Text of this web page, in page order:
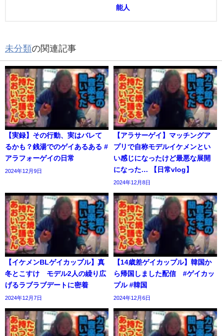
能人
未分類の関連記事
【実録】その行動、実はバレて
るかも？銭湯でのゲイあるある #
アラフォーゲイの日常
2024年12月9日
【アラサーゲイ】マッチングア
プリで自称モデルイケメンとい
い感じになったけど最悪な展開
になった… 【日常vlog】
2024年12月8日
【イケメンBLゲイカップル】真
冬とこすけ モデル2人の繰り広
げるラブラブデートに密着
2024年12月7日
【14歳差ゲイカップル】韓国か
ら帰国しました配信 #ゲイカッ
プル #韓国
2024年12月6日